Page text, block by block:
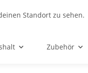
Standort zu sehen.
Zubehör